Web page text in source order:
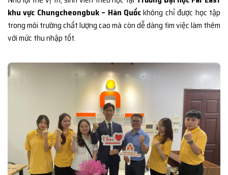
khu vực Chungcheongbuk – Hàn Quốckhông chỉ được học tập
trong môi trường chất lượng cao mà còn dễ dàng tìm việc làm thêm
với mức thu nhập tốt.